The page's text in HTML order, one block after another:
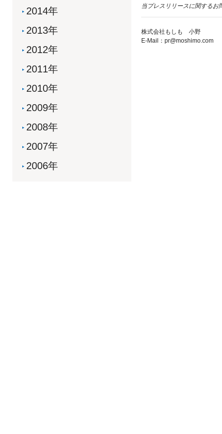
当プレスリリースに関するお
株式会社もしも 小野
E-Mail：pr@moshimo.com
2014年
2013年
2012年
2011年
2010年
2009年
2008年
2007年
2006年